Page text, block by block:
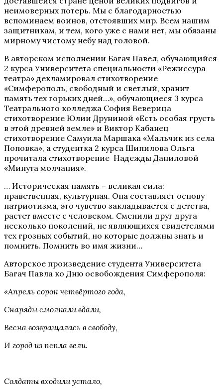
неимоверных потерь. Мы с благодарностью
вспоминаем воинов, отстоявших мир. Всем нашим
защитникам, и тем, кого уже с нами нет, мы обязаны
мирному чистому небу над головой.
В авторском исполнении Багач Павел, обучающийся
2 курса Университета специальности «Режиссура
театра» декламировал стихотворение
«Симферополь, свободный и светлый, хранит
память тех горьких дней…», обучающиеся 3 курса
Театрального колледжа София Веверица
стихотворение Юлии Друниной «Есть особая грусть
в этой древней земле» и Виктор Кабанец
стихотворение Самуила Маршака «Мальчик из села
Поповка», а студентка 2 курса Шипилова Ольга
прочитала стихотворение Надежды Даниловой
«Минута молчания».
… Историческая память – великая сила:
нравственная, культурная. Она составляет основу
патриотизма, это чувство закладывается с детства,
растет вместе с человеком. Сменили друг друга
несколько поколений, не являющихся свидетелями
тех грозных событий, но которые должны знать и
помнить. Помнить во имя жизни…
Авторское произведение студента Университета
Багач Павла ко Дню освобождения Симферополя:
«Апрель сорок четвёртого года,
Снаряды смолкали вдали,
Весна возвращалась в свободу,
И город из пепла вели.
Солдаты входили устало,